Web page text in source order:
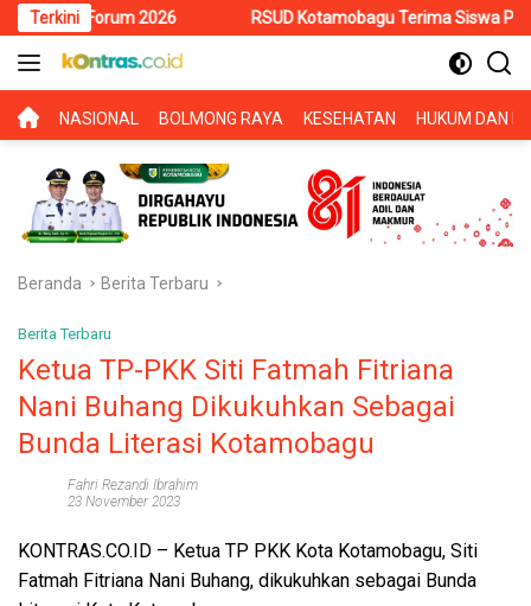
Langsung
ke
konten
Terkini
2026 RSUD Kotamobagu Terima Siswa PKL SMK
BERANDA
NASIONAL BOLMONG RAYA KESEHATAN HUKUM DAN
Beranda Berita Terbaru
Berita Terbaru
Ketua TP-PKK Siti Fatmah Fitriana
Nani Buhang Dikukuhkan Sebagai
Bunda Literasi Kotamobagu
Fahri Rezandi Ibrahim
23 November 2023
KONTRAS.CO.ID – Ketua TP PKK Kota Kotamobagu, Siti
Fatmah Fitriana Nani Buhang, dikukuhkan sebagai Bunda